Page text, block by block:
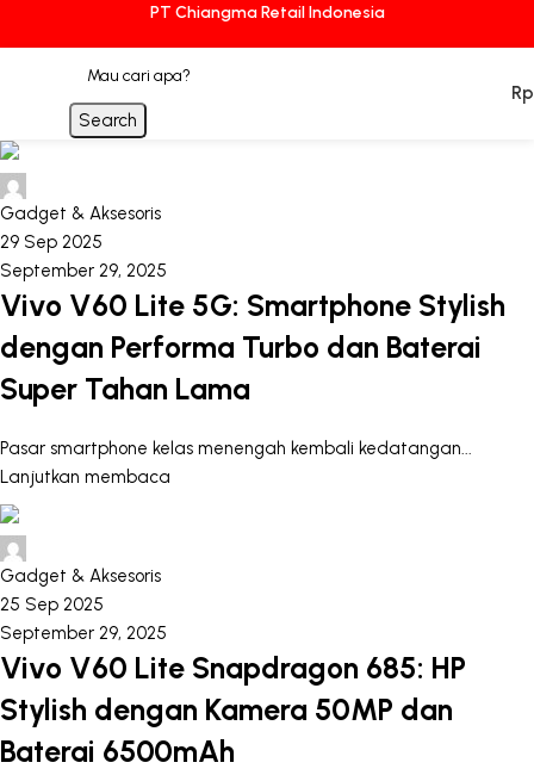
PT Chiangma Retail Indonesia
Search
Rp
Gadget & Aksesoris
29 Sep 2025
September 29, 2025
Vivo V60 Lite 5G: Smartphone Stylish
dengan Performa Turbo dan Baterai
Super Tahan Lama
Pasar smartphone kelas menengah kembali kedatangan...
Lanjutkan membaca
Gadget & Aksesoris
25 Sep 2025
September 29, 2025
Vivo V60 Lite Snapdragon 685: HP
Stylish dengan Kamera 50MP dan
Baterai 6500mAh